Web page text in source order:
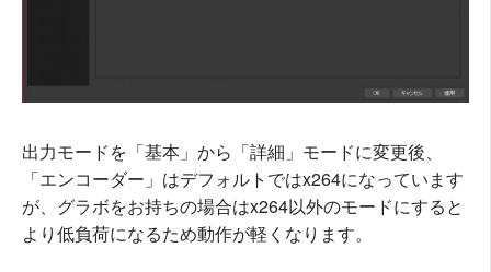
出力モードを「基本」から「詳細」モードに変更後、
「エンコーダー」はデフォルトではx264になっています
が、グラボをお持ちの場合はx264以外のモードにすると
より低負荷になるため動作が軽くなります。